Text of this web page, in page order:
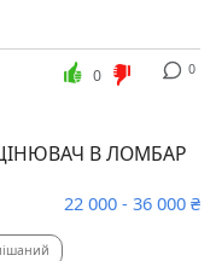
0
0
В ЛОМБАР
22 000 - 36 000 ₴